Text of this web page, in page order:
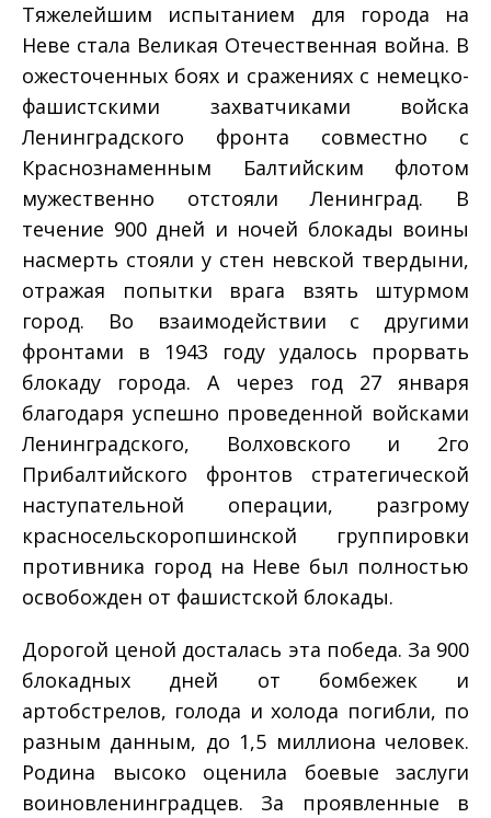
Тяжелейшим испытанием для города на
Неве стала Великая Отечественная война. В
ожесточенных боях и сражениях с немецко­
фашистскими захватчиками войска
Ленинградского фронта совместно с
Краснознаменным Балтийским флотом
мужественно отстояли Ленинград. В
течение 900 дней и ночей блокады воины
насмерть стояли у стен невской твердыни,
отражая попытки врага взять штурмом
город. Во взаимодействии с другими
фронтами в 1943 году удалось прорвать
блокаду города. А через год 27 января
благодаря успешно проведенной войсками
Ленинградского, Волховского и 2­го
Прибалтийского фронтов стратегической
наступательной операции, разгрому
красносельско­ропшинской группировки
противника город на Неве был полностью
освобожден от фашистской блокады.
Дорогой ценой досталась эта победа. За 900
блокадных дней от бомбежек и
артобстрелов, голода и холода погибли, по
разным данным, до 1,5 миллиона человек.
Родина высоко оценила боевые заслуги
воинов­ленинградцев. За проявленные в